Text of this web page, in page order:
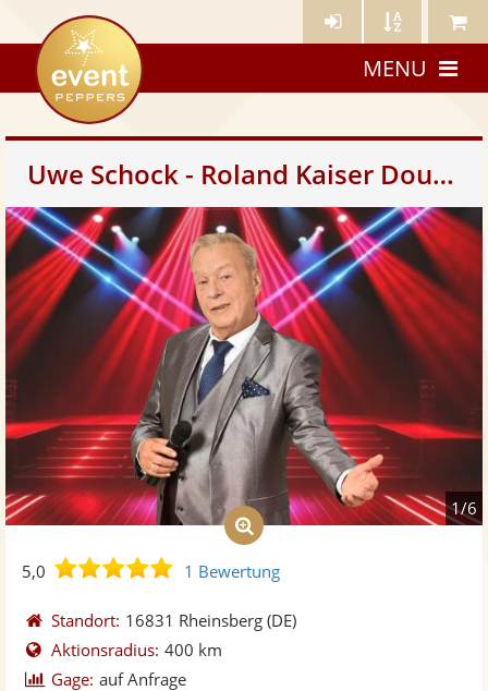
Künstler- Künstler Meine
eventpeppers
MENU
Uwe Schock - Roland Kaiser Double
1/6
5,0
5,0
5
Sternen
1 Bewertung
Standort: 16831 Rheinsberg (DE)
Aktionsradius: 400 km
Gage: auf Anfrage